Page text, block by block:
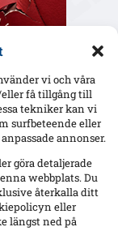
vi och våra
eller få tillgång till
tekniker kan vi
surfbeteende eller
annonser.
göra detaljerade
webbplats. Du
återkalla ditt
eller
längst ned på
avstängd, Ellingsen